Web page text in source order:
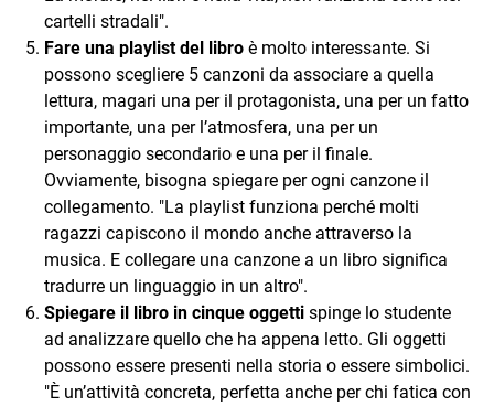
cartelli stradali".
Fare una playlist del libro è molto interessante. Si
possono scegliere 5 canzoni da associare a quella
lettura, magari una per il protagonista, una per un fatto
importante, una per l’atmosfera, una per un
personaggio secondario e una per il finale.
Ovviamente, bisogna spiegare per ogni canzone il
collegamento. "La playlist funziona perché molti
ragazzi capiscono il mondo anche attraverso la
musica. E collegare una canzone a un libro significa
tradurre un linguaggio in un altro".
Spiegare il libro in cinque oggetti spinge lo studente
ad analizzare quello che ha appena letto. Gli oggetti
possono essere presenti nella storia o essere simbolici.
"È un’attività concreta, perfetta anche per chi fatica con